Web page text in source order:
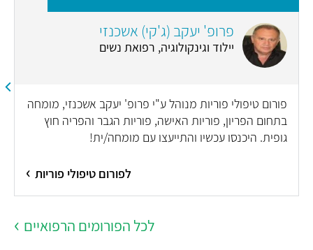
פרופ' יעקב (ג'קי) אשכנזי
יילוד וגינקולוגיה, רפואת נשים
פורום טיפולי פוריות מנוהל ע"י פרופ' יעקב אשכנזי, מומחה
בתחום הפריון, פוריות האישה, פוריות הגבר והפריה חוץ
גופית. היכנסו עכשיו והתייעצו עם מומחה/ית!
לפורום טיפולי פוריות
לכל הפורומים הרפואיים